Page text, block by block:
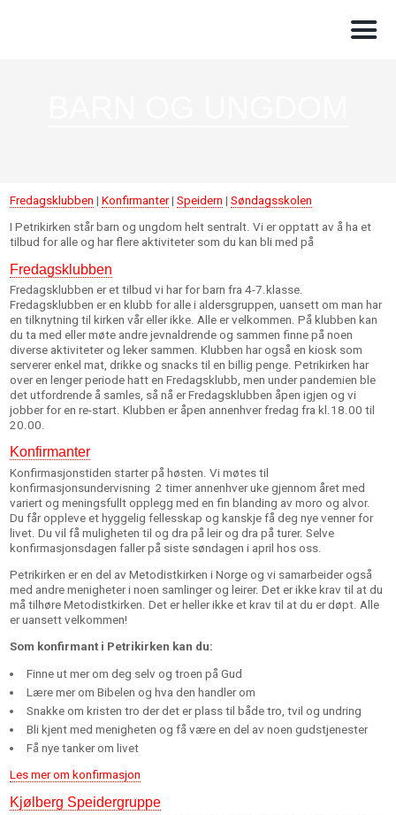
Fredagsklubben |Konfirmanter|Speidern |Søndagsskolen
I Petrikirken står barn og ungdom helt sentralt. Vi er opptatt av å ha et
tilbud for alle og har flere aktiviteter som du kan bli med på
Fredagsklubben
Fredagsklubben er et tilbud vi har for barn fra 4-7.klasse.
Fredagsklubben er en klubb for alle i aldersgruppen, uansett om man har
en tilknytning til kirken vår eller ikke. Alle er velkommen. På klubben kan
du ta med eller møte andre jevnaldrende og sammen finne på noen
diverse aktiviteter og leker sammen. Klubben har også en kiosk som
serverer enkel mat, drikke og snacks til en billig penge. Petrikirken har
over en lenger periode hatt en Fredagsklubb, men under pandemien ble
det utfordrende å samles, så nå er Fredagsklubben åpen igjen og vi
jobber for en re-start. Klubben er åpen annenhver fredag fra kl.18.00 til
20.00.
Konfirmanter
Konfirmasjonstiden starter på høsten. Vi møtes til
konfirmasjonsundervisning 2 timer annenhver uke gjennom året med
variert og meningsfullt opplegg med en fin blanding av moro og alvor.
Du får oppleve et hyggelig fellesskap og kanskje få deg nye venner for
livet. Du vil få muligheten til og dra på leir og dra på turer. Selve
konfirmasjonsdagen faller på siste søndagen i april hos oss.
Petrikirken er en del av Metodistkirken i Norge og vi samarbeider også
med andre menigheter i noen samlinger og leirer. Det er ikke krav til at du
må tilhøre Metodistkirken. Det er heller ikke et krav til at du er døpt. Alle
er uansett velkommen!
Som konfirmant i Petrikirken kan du:
Finne ut mer om deg selv og troen på Gud
Lære mer om Bibelen og hva den handler om
Snakke om kristen tro der det er plass til både tro, tvil og undring
Bli kjent med menigheten og få være en del av noen gudstjenester
Få nye tanker om livet
Les mer om konfirmasjon
Kjølberg Speidergruppe